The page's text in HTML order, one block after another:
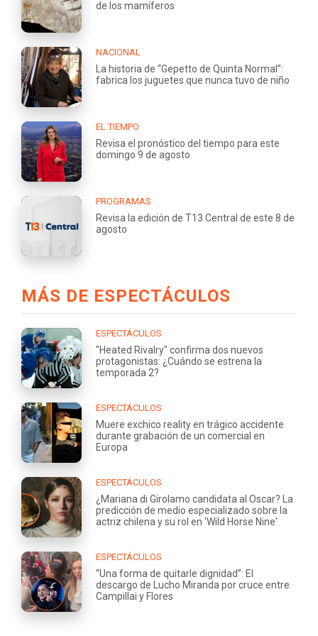
de los mamíferos
NACIONAL
La historia de “Gepetto de Quinta Normal”:
fabrica los juguetes que nunca tuvo de niño
EL TIEMPO
Revisa el pronóstico del tiempo para este
domingo 9 de agosto
PROGRAMAS
Revisa la edición de T13 Central de este 8 de
agosto
MÁS DE ESPECTÁCULOS
ESPECTÁCULOS
"Heated Rivalry" confirma dos nuevos
protagonistas: ¿Cuándo se estrena la
temporada 2?
ESPECTÁCULOS
Muere exchico reality en trágico accidente
durante grabación de un comercial en
Europa
ESPECTÁCULOS
¿Mariana di Girolamo candidata al Oscar? La
predicción de medio especializado sobre la
actriz chilena y su rol en 'Wild Horse Nine'
ESPECTÁCULOS
“Una forma de quitarle dignidad”: El
descargo de Lucho Miranda por cruce entre
Campillai y Flores